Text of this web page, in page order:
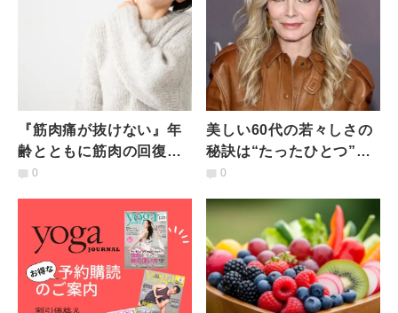
『筋肉痛が抜けない』年
齢とともに筋肉の回復が
遅くなる理由｜“守るため
0
美しい60代の若々しさの
秘訣は“たったひとつ”！
女優ミシェル・ファイフ
プル美容とは？
0